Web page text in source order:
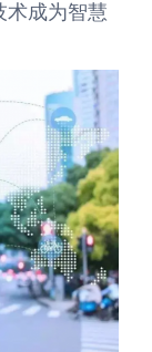
术成为智慧